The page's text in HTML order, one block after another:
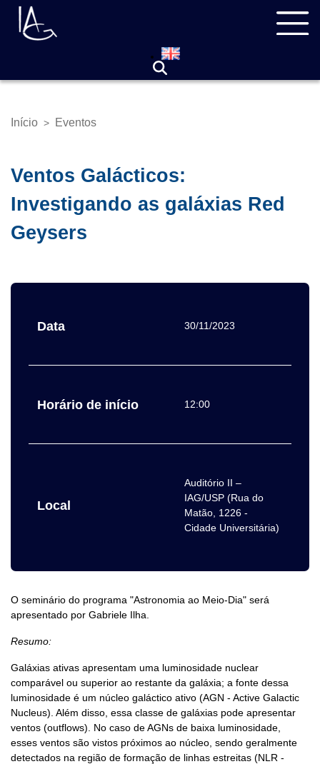
Pular
para
Trilha
Início > Eventos
Ventos Galácticos:
Investigando as galáxias Red
Geysers
Data 30/11/2023
Horário de início 12:00
Local
Auditório II –
IAG/USP (Rua do
Matão, 1226 -
Cidade Universitária)
O seminário do programa "Astronomia ao Meio-Dia" será
apresentado por Gabriele Ilha.
Resumo:
Galáxias ativas apresentam uma luminosidade nuclear
comparável ou superior ao restante da galáxia; a fonte dessa
luminosidade é um núcleo galáctico ativo (AGN - Active Galactic
Nucleus). Além disso, essa classe de galáxias pode apresentar
ventos (outflows). No caso de AGNs de baixa luminosidade,
esses ventos são vistos próximos ao núcleo, sendo geralmente
detectados na região de formação de linhas estreitas (NLR -